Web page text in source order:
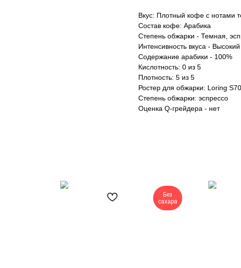
Вкус: Плотный кофе с нотами
Состав кофе: Арабика
Степень обжарки - Темная,
Интенсивность вкуса - Высокий
Содержание арабики - 100%
Кислотность: 0 из 5
Плотность: 5 из 5
Ростер для обжарки: Loring
Cтепень обжарки: эспрессо
Оценка Q-грейдера - нет
Без
сахара